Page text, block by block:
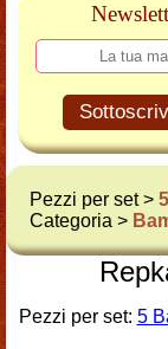
Pezzi per set >
Categoria >
Pezzi per set: 5